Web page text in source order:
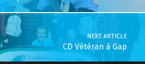
NEXT ARTICLE
CD Vétéran à Gap